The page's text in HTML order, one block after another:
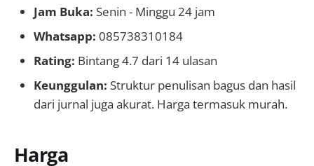
Jam Buka: Senin - Minggu 24 jam
Whatsapp: 085738310184
Rating: Bintang 4.7 dari 14 ulasan
Keunggulan: Struktur penulisan bagus dan hasil
dari jurnal juga akurat. Harga termasuk murah.
Harga